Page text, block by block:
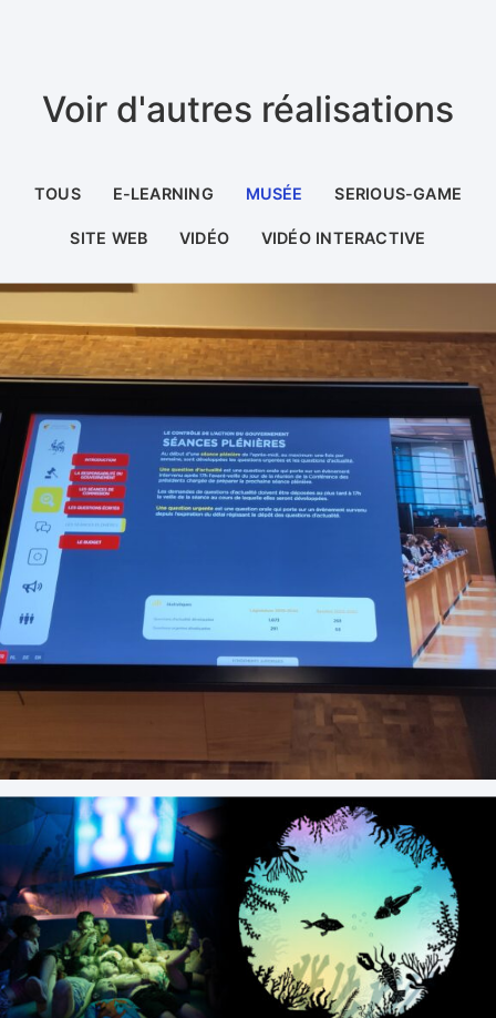
Voir d'autres réalisations
TOUS E-LEARNING MUSÉE SERIOUS-GAME
SITE WEB VIDÉO VIDÉO INTERACTIVE